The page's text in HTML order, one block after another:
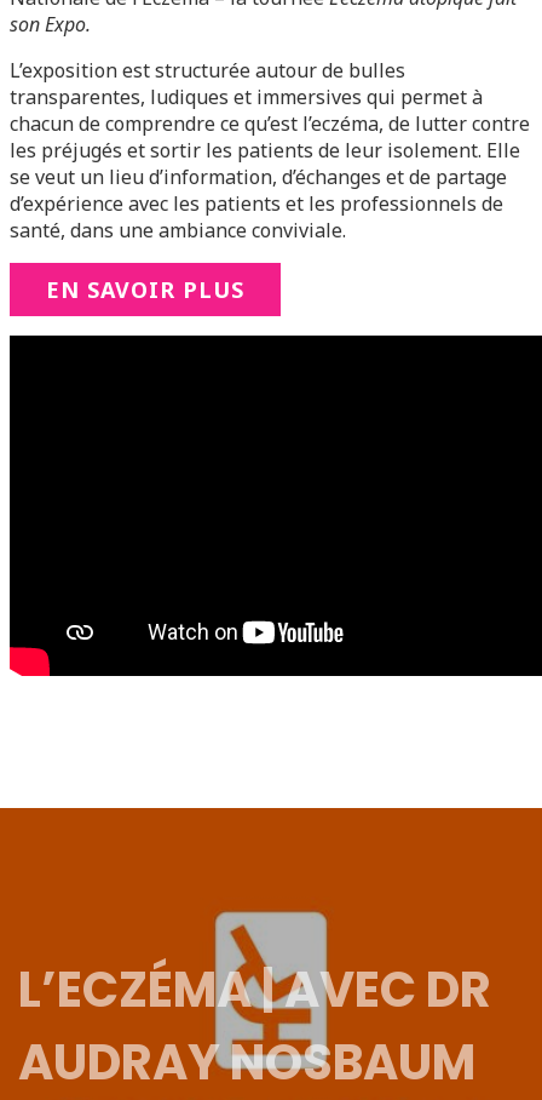
son Expo.
L’exposition est structurée autour de bulles
transparentes, ludiques et immersives qui permet à
chacun de comprendre ce qu’est l’eczéma, de lutter contre
les préjugés et sortir les patients de leur isolement. Elle
se veut un lieu d’information, d’échanges et de partage
d’expérience avec les patients et les professionnels de
santé, dans une ambiance conviviale.
EN SAVOIR PLUS
L’ECZÉMA | AVEC DR
AUDRAY NOSBAUM